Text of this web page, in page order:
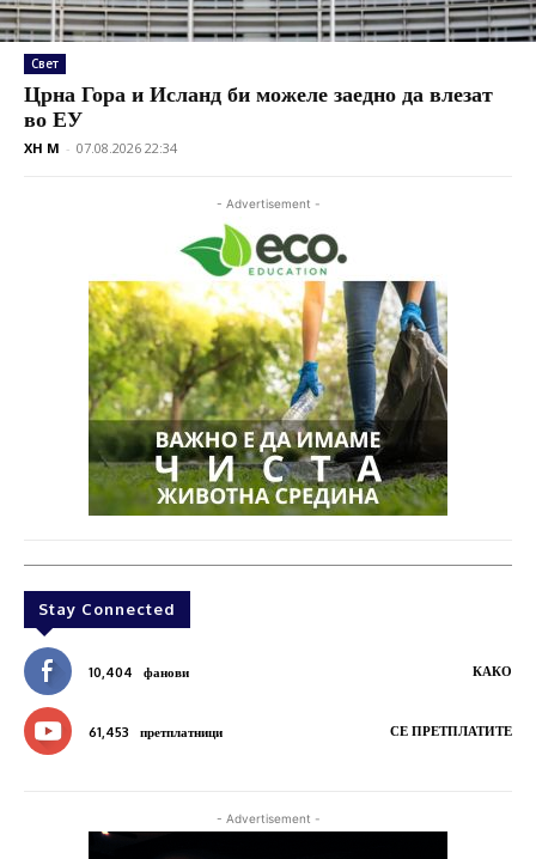
Свет
Црна Гора и Исланд би можеле заедно да влезат
во ЕУ
XH M - 07.08.2026 22:34
- Advertisement -
Stay Connected
10,404 фанови КАКО
61,453 претплатници СЕ ПРЕТПЛАТИТЕ
- Advertisement -